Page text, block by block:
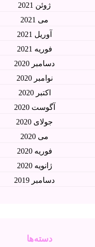
ژوئن 2021
می 2021
آوریل 2021
فوریه 2021
دسامبر 2020
نوامبر 2020
اکتبر 2020
آگوست 2020
جولای 2020
می 2020
فوریه 2020
ژانویه 2020
دسامبر 2019
دسته‌ها